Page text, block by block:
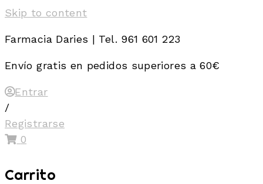
Skip to content
Farmacia Daries | Tel. 961 601 223
Envío gratis en pedidos superiores a 60€
Entrar
/
Registrarse
0
Carrito